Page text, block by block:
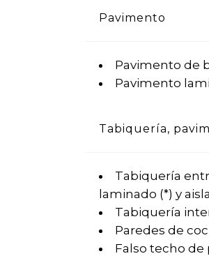
Pavimento
Pavimento de
Pavimento
Tabiquería,
Tabiquería
laminado (*) y
Tabiquería
Paredes de
Falso techo de